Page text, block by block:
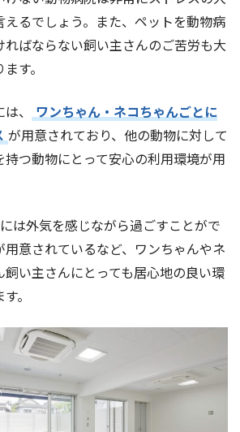
えるでしょう。また、ペットを動物病
ばならない飼い主さんのご苦労も大
す。
、
ワンちゃん・ネコちゃんごとに
が用意されており、他の動物に対して
つ動物にとって安心の利用環境が用
は外気を感じながら過ごすことがで
用意されているなど、ワンちゃんやネ
飼い主さんにとっても居心地の良い環
。